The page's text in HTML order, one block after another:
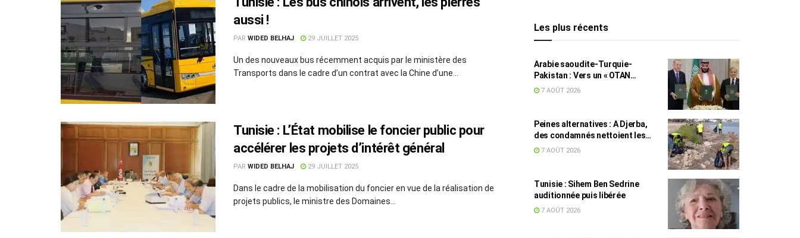
aussi !
PAR WIDED BELHAJ 29 JUILLET 2025
Un des nouveaux bus récemment acquis par le ministère des
Transports dans le cadre d’un contrat avec la Chine d’une...
Tunisie : L’État mobilise le foncier public pour
accélérer les projets d’intérêt général
PAR WIDED BELHAJ 29 JUILLET 2025
Dans le cadre de la mobilisation du foncier en vue de la réalisation de
projets publics, le ministre des Domaines...
Les plus récents
Arabie saoudite-Turquie-
Pakistan : Vers un « OTAN
islamique » ?
7 AOÛT 2026
Peines alternatives : A Djerba,
des condamnés nettoient les
plages
7 AOÛT 2026
Tunisie : Sihem Ben Sedrine
auditionnée puis libérée
7 AOÛT 2026